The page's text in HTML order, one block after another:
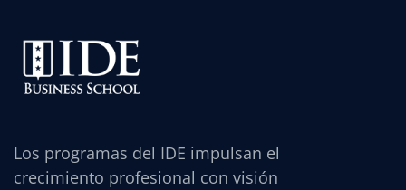
Los programas del IDE impulsan el
crecimiento profesional con visión